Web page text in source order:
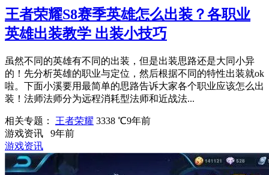
王者荣耀S8赛季英雄怎么出装？各职业
英雄出装教学 出装小技巧
虽然不同的英雄有不同的出装，但是出装思路还是大同小异
的！先分析英雄的职业与定位，然后根据不同的特性出装就ok
啦。下面小溪要用最简单的思路告诉大家各个职业应该怎么出
装！法师法师分为远程消耗型法师和近战法...
相关专题： 王者荣耀 3338 ℃9年前
游戏资讯
9年前
游戏资讯